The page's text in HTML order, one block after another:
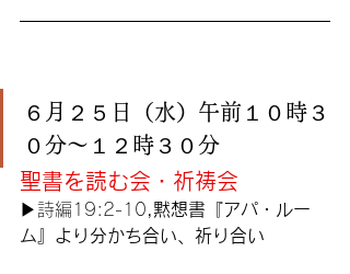
６月２５日（水）午前１０時３
０分〜１２時３０分
聖書を読む会・祈祷会
▶︎詩編19:2-10 ,黙想書『アパ・ルー
ム』より分かち合い、祈り合い